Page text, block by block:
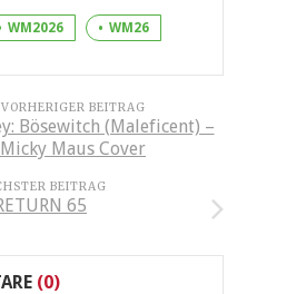
WM2026 WM26
VORHERIGER BEITRAG
Bösewitch (Maleficent) –
Micky Maus Cover
BEITRAG
65
(0)